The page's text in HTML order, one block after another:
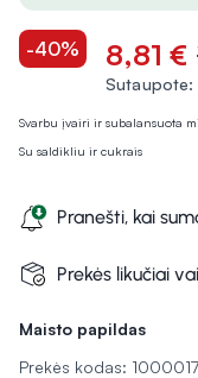
Maisto papildas
Prekės kodas:
Svarbu įvairi ir subalansuota
Su saldikliu ir cukrais
-40% 8,81 €
Sutaupote:
Pranešti, kai
Prekės likučiai